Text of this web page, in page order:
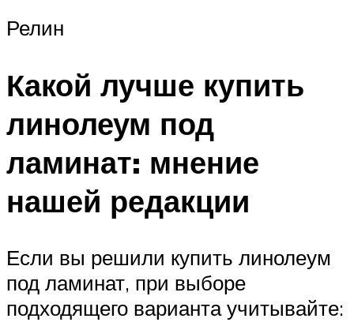
Релин
Какой лучше купить
линолеум под
ламинат: мнение
нашей редакции
Если вы решили купить линолеум
под ламинат, при выборе
подходящего варианта учитывайте: